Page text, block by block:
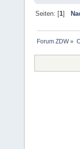
Seiten: [1]
Forum ZDW»